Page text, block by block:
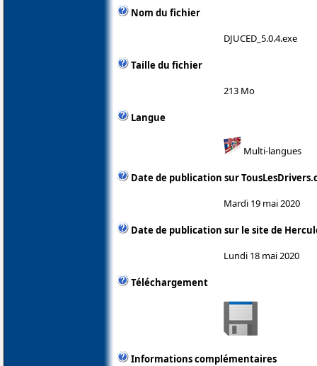
Nom du fichier
DJUCED_5.0.4.exe
Taille du fichier
213 Mo
Langue
Multi-langues
Date de publication sur
Mardi 19 mai 2020
Date de publication sur le site de
Lundi 18 mai 2020
Téléchargement
Informations complémentaires